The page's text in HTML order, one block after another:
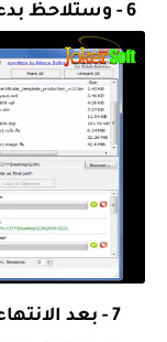
6 - وستلاحظ بدء تحميل ملفات الفلاشة كما موضح
7 - بعد